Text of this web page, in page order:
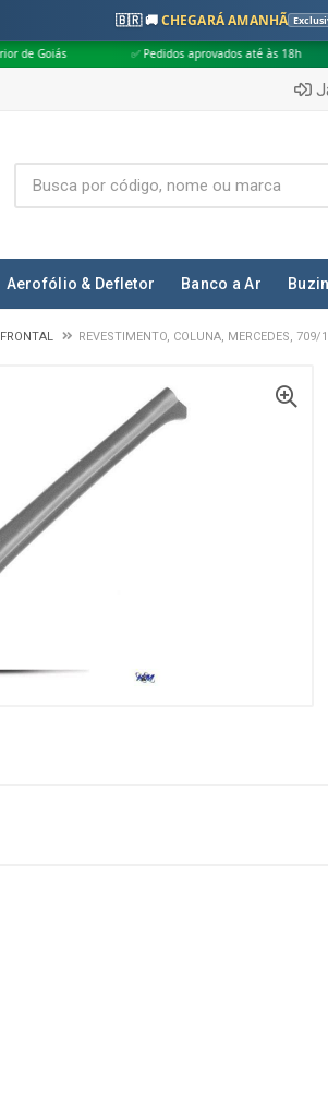
🇧🇷 🚚CHEGARÁ AMANHÃ
✅ Pedidos aprovados até às 18h ✅ Apenas
Aerofólio & Defletor Banco a Ar
FRONTAL REVESTIMENTO, COLUNA, MERCEDES,